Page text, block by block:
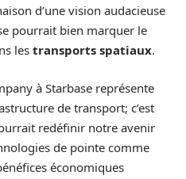
d’une vision audacieuse
pourrait bien marquer le
les transports spatiaux.
à Starbase représente
de transport; c’est
redéfinir notre avenir
de pointe comme
économiques